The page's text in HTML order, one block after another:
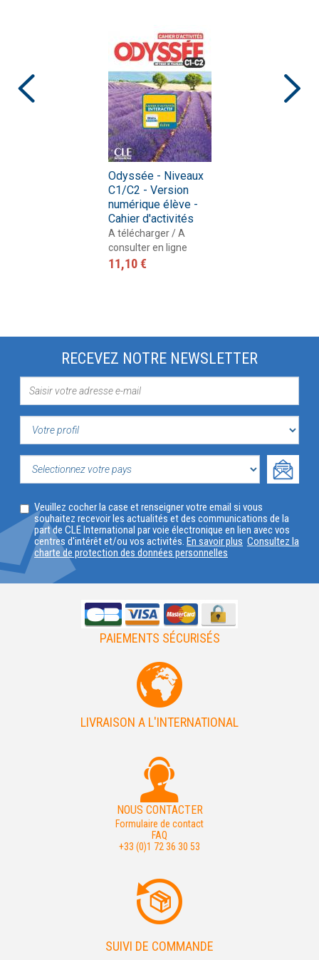
Odyssée - Niveaux
C1/C2 - Version
numérique élève -
Cahier d'activités
A télécharger / A
consulter en ligne
11,10 €
RECEVEZ NOTRE NEWSLETTER
VOTRE
PROFIL
VOTRE
PAYS
Veuillez cocher la case et renseigner votre email si vous
souhaitez recevoir les actualités et des communications de la
part de CLE International par voie électronique en lien avec vos
centres d'intérêt et/ou vos activités. En savoir plus Consultez la
charte de protection des données personnelles
PAIEMENTS SÉCURISÉS
LIVRAISON A L'INTERNATIONAL
NOUS CONTACTER
Formulaire de contact
FAQ
+33 (0)1 72 36 30 53
SUIVI DE COMMANDE